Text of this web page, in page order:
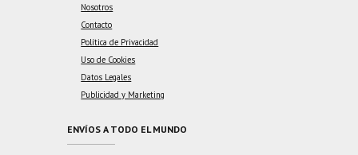
Nosotros
Contacto
Política de Privacidad
Uso de Cookies
Datos Legales
Publicidad y Marketing
ENVÍOS A TODO EL MUNDO